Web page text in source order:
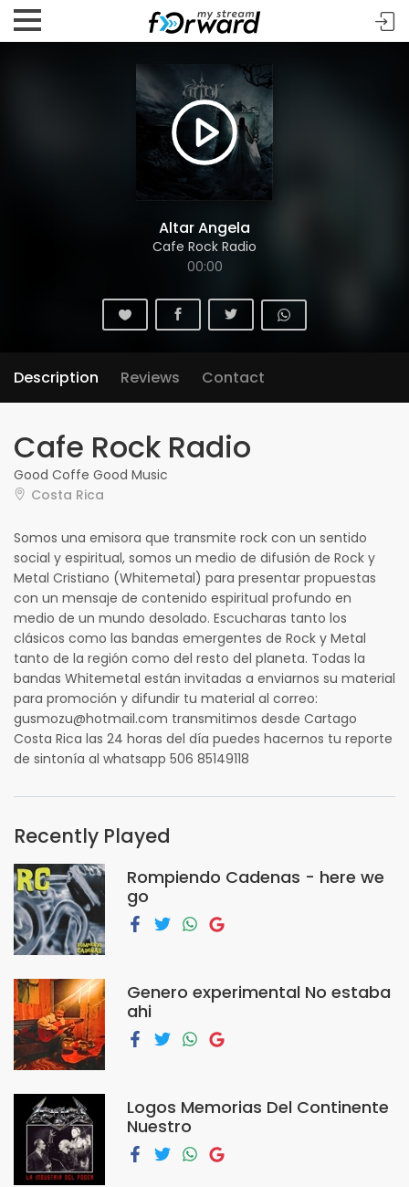
Altar Angela
Cafe Rock Radio
00:00
Description Reviews Contact
Cafe Rock Radio
Good Coffe Good Music
Costa Rica
Somos una emisora que transmite rock con un sentido
social y espiritual, somos un medio de difusión de Rock y
Metal Cristiano (Whitemetal) para presentar propuestas
con un mensaje de contenido espiritual profundo en
medio de un mundo desolado. Escucharas tanto los
clásicos como las bandas emergentes de Rock y Metal
tanto de la región como del resto del planeta. Todas la
bandas Whitemetal están invitadas a enviarnos su material
para promoción y difundir tu material al correo:
gusmozu@hotmail.com transmitimos desde Cartago
Costa Rica las 24 horas del día puedes hacernos tu reporte
de sintonía al whatsapp 506 85149118
Recently Played
Rompiendo Cadenas - here we
go
Genero experimental No estaba
ahi
Logos Memorias Del Continente
Nuestro